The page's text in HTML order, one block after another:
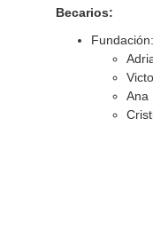
Becarios:
Fundación:
Ana